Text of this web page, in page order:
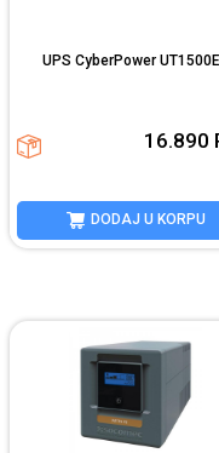
UPS CyberPower
16.890
DODAJ U KORPU